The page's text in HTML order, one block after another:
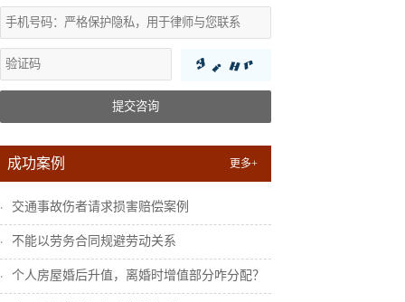
提交咨询
成功案例 更多+
交通事故伤者请求损害赔偿案例
不能以劳务合同规避劳动关系
个人房屋婚后升值，离婚时增值部分咋分配？